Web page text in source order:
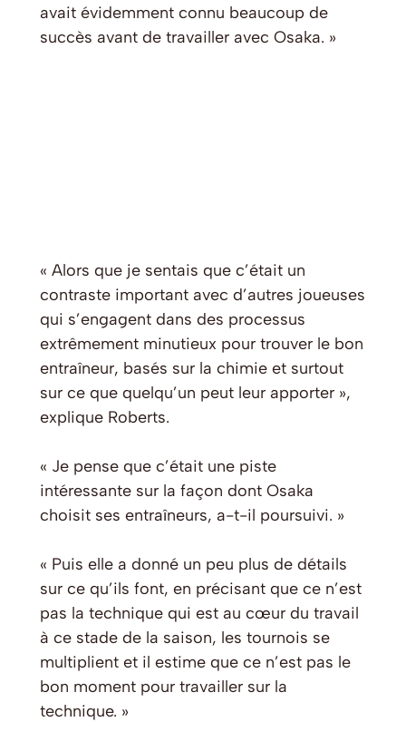
avait évidemment connu beaucoup de
succès avant de travailler avec Osaka. »
« Alors que je sentais que c’était un
contraste important avec d’autres joueuses
qui s’engagent dans des processus
extrêmement minutieux pour trouver le bon
entraîneur, basés sur la chimie et surtout
sur ce que quelqu’un peut leur apporter »,
explique Roberts.
« Je pense que c’était une piste
intéressante sur la façon dont Osaka
choisit ses entraîneurs, a-t-il poursuivi. »
« Puis elle a donné un peu plus de détails
sur ce qu’ils font, en précisant que ce n’est
pas la technique qui est au cœur du travail
à ce stade de la saison, les tournois se
multiplient et il estime que ce n’est pas le
bon moment pour travailler sur la
technique. »